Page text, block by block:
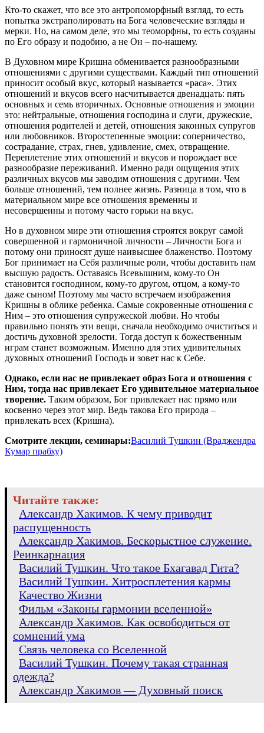
Кто-то скажет, что все это антропоморфный взгляд, то есть
попытка экстраполировать на Бога человеческие взгляды и
мерки. Но, на самом деле, это мы теоморфны, то есть созданы
по Его образу и подобию, а не Он – по-нашему.
В Духовном мире Кришна обменивается разнообразными
отношениями с другими существами. Каждый тип отношений
приносит особый вкус, который называется «раса». Этих
отношений и вкусов всего насчитывается двенадцать: пять
основных и семь вторичных. Основные отношения и эмоции
это: нейтральные, отношения господина и слуги, дружеские,
отношения родителей и детей, отношения законных супругов
или любовников. Второстепенные эмоции: соперничество,
сострадание, страх, гнев, удивление, смех, отвращение.
Переплетение этих отношений и вкусов и порождает все
разнообразие переживаний. Именно ради ощущения этих
различных вкусов мы заводим отношения с другими. Чем
больше отношений, тем полнее жизнь. Разница в том, что в
материальном мире все отношения временны и
несовершенны и потому часто горьки на вкус.
Но в духовном мире эти отношения строятся вокруг самой
совершенной и гармоничной личности – Личности Бога и
потому они приносят душе наивысшее блаженство. Поэтому
Бог принимает на Себя различные роли, чтобы доставить нам
высшую радость. Оставаясь Всевышним, кому-то Он
становится господином, кому-то другом, отцом, а кому-то
даже сыном! Поэтому мы часто встречаем изображения
Кришны в облике ребенка. Самые сокровенные отношения с
Ним – это отношения супружеской любви. Но чтобы
правильно понять эти вещи, сначала необходимо очиститься и
достичь духовной зрелости. Тогда доступ к божественным
играм станет возможным. Именно для этих удивительных
духовных отношений Господь и зовет нас к Себе.
Однако, если нас не привлекает образ Бога и отношения с
Ним, тогда нас привлекает Его удивительное материальное
творение. Таким образом, Бог привлекает нас прямо или
косвенно через этот мир. Ведь такова Его природа –
привлекать всех (Кришна).
Смотрите лекции, семинары:Василий Тушкин (Враджендра
Кумар прабху)
Читайте также:
Александр Хакимов. К чему приводит
распущенность
Александр Хакимов. Бескорыстное служение.
Реинкарнация
Василий Тушкин. Что такое Бхагавад Гита?
Василий Тушкин. Хитросплетения кармы
Качество Жизни
Фильм «Законы гармонии вселенной»
Александр Хакимов. Как освободиться от
сомнений ума
Связь человека со Вселенной
Василий Тушкин. Почему такая странная
одежда?
Александр Хакимов — Духовный поиск